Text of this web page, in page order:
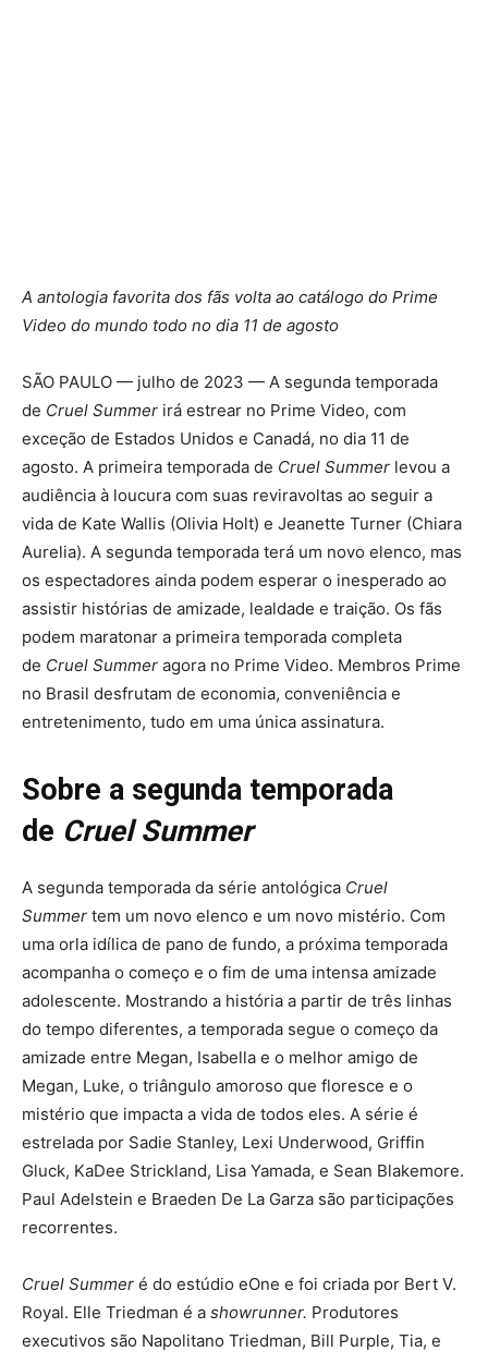
A antologia favorita dos fãs volta ao catálogo do Prime
Video do mundo todo no dia 11 de agosto
SÃO PAULO — julho de 2023 — A segunda temporada
de Cruel Summer irá estrear no Prime Video, com
exceção de Estados Unidos e Canadá, no dia 11 de
agosto. A primeira temporada de Cruel Summer levou a
audiência à loucura com suas reviravoltas ao seguir a
vida de Kate Wallis (Olivia Holt) e Jeanette Turner (Chiara
Aurelia). A segunda temporada terá um novo elenco, mas
os espectadores ainda podem esperar o inesperado ao
assistir histórias de amizade, lealdade e traição. Os fãs
podem maratonar a primeira temporada completa
de Cruel Summer agora no Prime Video. Membros Prime
no Brasil desfrutam de economia, conveniência e
entretenimento, tudo em uma única assinatura.
Sobre a segunda temporada
de Cruel Summer
A segunda temporada da série antológica Cruel
Summer tem um novo elenco e um novo mistério. Com
uma orla idílica de pano de fundo, a próxima temporada
acompanha o começo e o fim de uma intensa amizade
adolescente. Mostrando a história a partir de três linhas
do tempo diferentes, a temporada segue o começo da
amizade entre Megan, Isabella e o melhor amigo de
Megan, Luke, o triângulo amoroso que floresce e o
mistério que impacta a vida de todos eles. A série é
estrelada por Sadie Stanley, Lexi Underwood, Griffin
Gluck, KaDee Strickland, Lisa Yamada, e Sean Blakemore.
Paul Adelstein e Braeden De La Garza são participações
recorrentes.
Cruel Summer é do estúdio eOne e foi criada por Bert V.
Royal. Elle Triedman é a showrunner. Produtores
executivos são Napolitano Triedman, Bill Purple, Tia, e